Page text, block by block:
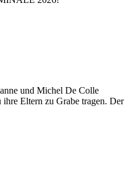
und Michel De Colle
Eltern zu Grabe tragen. Der